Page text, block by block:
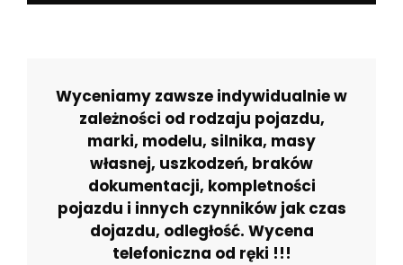
Wyceniamy zawsze indywidualnie w
zależności od rodzaju pojazdu,
marki, modelu, silnika, masy
własnej, uszkodzeń, braków
dokumentacji, kompletności
pojazdu i innych czynników jak czas
dojazdu, odległość. Wycena
telefoniczna od ręki !!!